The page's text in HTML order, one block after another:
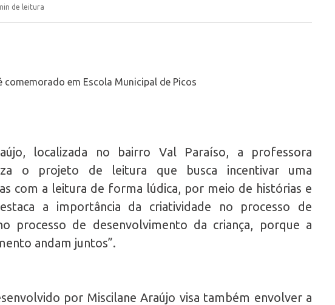
de leitura
localizada no bairro Val Paraíso, a professora
o projeto de leitura que busca incentivar uma
com a leitura de forma lúdica, por meio de histórias e
a importância da criatividade no processo de
processo de desenvolvimento da criança, porque a
andam juntos”.
por Miscilane Araújo visa também envolver a